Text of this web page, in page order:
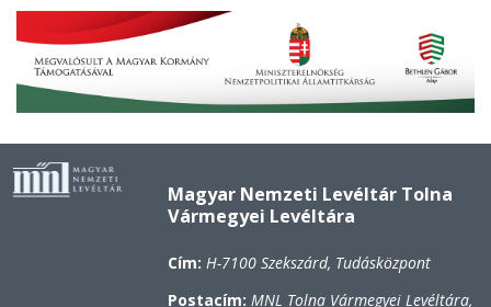
Magyar Nemzeti Levéltár Tolna
Vármegyei Levéltára
Cím:H-7100 Szekszárd, Tudásközpont
Postacím:MNL Tolna Vármegyei Levéltára,